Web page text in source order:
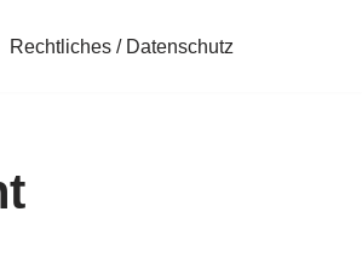
Rechtliches / Datenschutz